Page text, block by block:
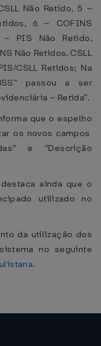
Não Retido, 5 –
6 – COFINS
– PIS Não Retido,
Não Retidos, CSLL
CSLL Retidos; Na
passou a ser
– Retida”.
que o espelho
os novos campos
e “Descrição
ainda que o
utilizado no
da utilização dos
no seguinte
.